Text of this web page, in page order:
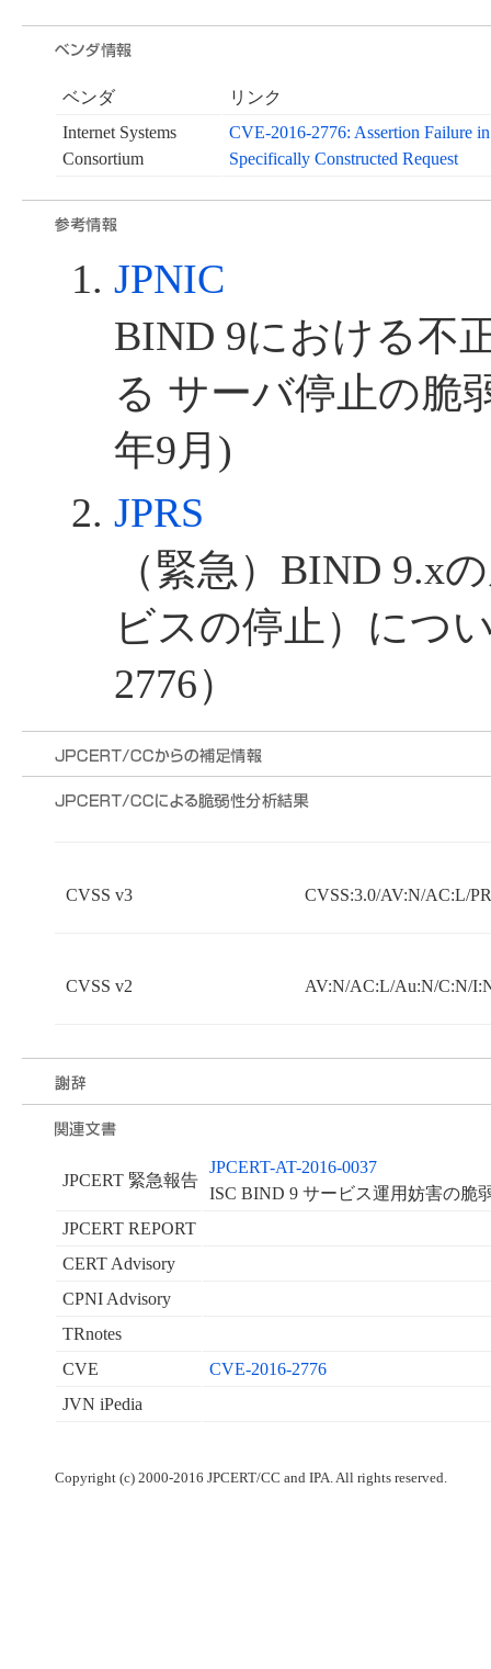
ベンダ
リンク
Internet Systems
Consortium
CVE-2016-2776: Assertion Failure
Specifically Constructed Request
JPNIC
BIND 9における不
る サーバ停止の脆
年9月)
JPRS
（緊急）BIND 9.x
ビスの停止）につ
2776）
CVSS v3 CVSS:3.0/AV:N/AC:L/
CVSS v2 AV:N/AC:L/Au:N/C:N/
JPCERT 緊急報告
JPCERT-AT-2016-0037
ISC BIND 9 サービス運用妨害の脆
JPCERT REPORT
CERT Advisory
CPNI Advisory
TRnotes
CVE
CVE-2016-2776
JVN iPedia
Copyright (c) 2000-2016 JPCERT/CC and IPA. All rights reserved.